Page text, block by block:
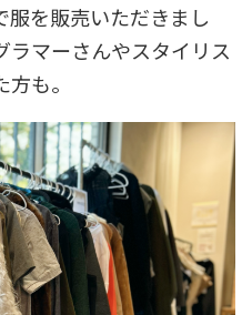
服を販売いただきまし
ラマーさんやスタイリス
も。